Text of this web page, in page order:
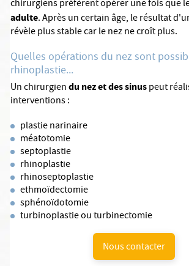
chirurgiens préfèrent opérer une fois que
adulte. Après un certain âge, le résultat
révèle plus stable car le nez ne croît plus.
Quelles opérations du nez sont
rhinoplastie...
Un chirurgiendu nez et des sinuspeut
interventions :
plastie narinaire
méatotomie
septoplastie
rhinoplastie
rhinoseptoplastie
ethmoïdectomie
sphénoïdotomie
turbinoplastie ou turbinectomie
Nous contacter